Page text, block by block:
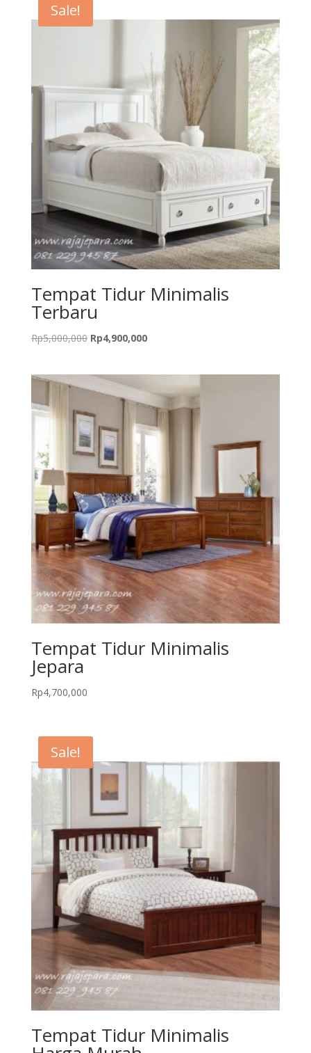
Sale!
Tempat Tidur Minimalis
Terbaru
Rp5,000,000 Original
Rp5,000,000.
Rp4,900,000Current
Rp4,900,000.
Tempat Tidur Minimalis
Jepara
Rp4,700,000
Sale!
Tempat Tidur Minimalis